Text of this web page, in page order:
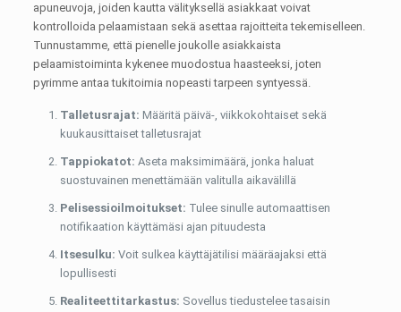
apuneuvoja, joiden kautta välityksellä asiakkaat voivat
kontrolloida pelaamistaan sekä asettaa rajoitteita tekemiselleen.
Tunnustamme, että pienelle joukolle asiakkaista
pelaamistoiminta kykenee muodostua haasteeksi, joten
pyrimme antaa tukitoimia nopeasti tarpeen syntyessä.
Talletusrajat: Määritä päivä-, viikkokohtaiset sekä
kuukausittaiset talletusrajat
Tappiokatot: Aseta maksimimäärä, jonka haluat
suostuvainen menettämään valitulla aikavälillä
Pelisessioilmoitukset: Tulee sinulle automaattisen
notifikaation käyttämäsi ajan pituudesta
Itsesulku: Voit sulkea käyttäjätilisi määräajaksi että
lopullisesti
Realiteettitarkastus: Sovellus tiedustelee tasaisin